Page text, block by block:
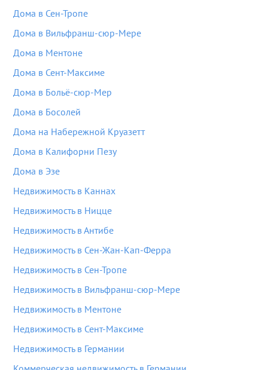
Дома в Сен-Тропе
Дома в Вильфранш-сюр-Мере
Дома в Ментоне
Дома в Сент-Максиме
Дома в Больё-сюр-Мер
Дома в Босолей
Дома на Набережной Круазетт
Дома в Калифорни Пезу
Дома в Эзе
Недвижимость в Каннах
Недвижимость в Ницце
Недвижимость в Антибе
Недвижимость в Сен-Жан-Кап-Ферра
Недвижимость в Сен-Тропе
Недвижимость в Вильфранш-сюр-Мере
Недвижимость в Ментоне
Недвижимость в Сент-Максиме
Недвижимость в Германии